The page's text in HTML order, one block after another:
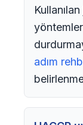
adım